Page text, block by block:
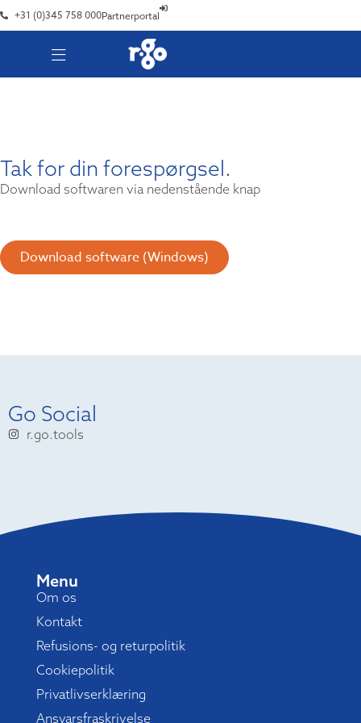
+31 (0)345 758 000Partnerportal
Tak for din forespørgsel.
Download softwaren via nedenstående knap
Download software (Windows)
Go Social
r.go.tools
Menu
Om os
Kontakt
Refusions- og returpolitik
Cookiepolitik
Privatlivserklæring
Ansvarsfraskrivelse